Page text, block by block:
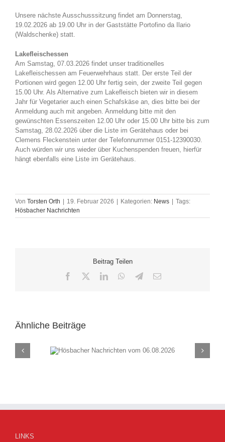
Unsere nächste Ausschusssitzung findet am Donnerstag,
19.02.2026 ab 19.00 Uhr in der Gaststätte Portofino da Ilario
(Waldschenke) statt.
Lakefleischessen
Am Samstag, 07.03.2026 findet unser traditionelles
Lakefleischessen am Feuerwehrhaus statt. Der erste Teil der
Portionen wird gegen 12.00 Uhr fertig sein, der zweite Teil gegen
15.00 Uhr. Als Alternative zum Lakefleisch bieten wir in diesem
Jahr für Vegetarier auch einen Schafskäse an, dies bitte bei der
Anmeldung auch mit angeben. Anmeldung bitte mit den
gewünschten Essenszeiten 12.00 Uhr oder 15.00 Uhr bitte bis zum
Samstag, 28.02.2026 über die Liste im Gerätehaus oder bei
Clemens Fleckenstein unter der Telefonnummer 0151-12390030.
Auch würden wir uns wieder über Kuchenspenden freuen, hierfür
hängt ebenfalls eine Liste im Gerätehaus.
Von Torsten Orth | 19. Februar 2026 | Kategorien: News | Tags:
Hösbacher Nachrichten
Beitrag Teilen
Facebook LinkedInWhatsApp
Telegram
E-
Ähnliche Beiträge
vom
Hösbacher
LINKS